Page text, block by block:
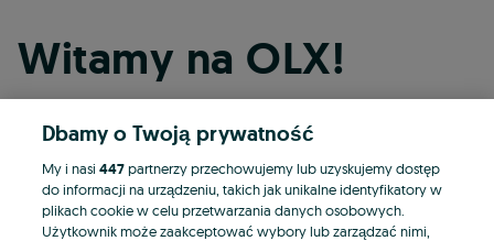
Witamy na OLX!
Kontynuuj przez Facebooka
Kontynuuj przez konto Apple
Dbamy o Twoją prywatność
My i nasi447partnerzy przechowujemy lub uzyskujemy dostęp
do informacji na urządzeniu, takich jak unikalne identyfikatory w
plikach cookie w celu przetwarzania danych osobowych.
Użytkownik może zaakceptować wybory lub zarządzać nimi,